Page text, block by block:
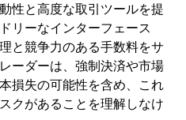
性と高度な取引ツールを提
リーなインターフェース
と競争力のある手数料をサ
ーダーは、強制決済や市場
損失の可能性を含め、これ
クがあることを理解しなけ